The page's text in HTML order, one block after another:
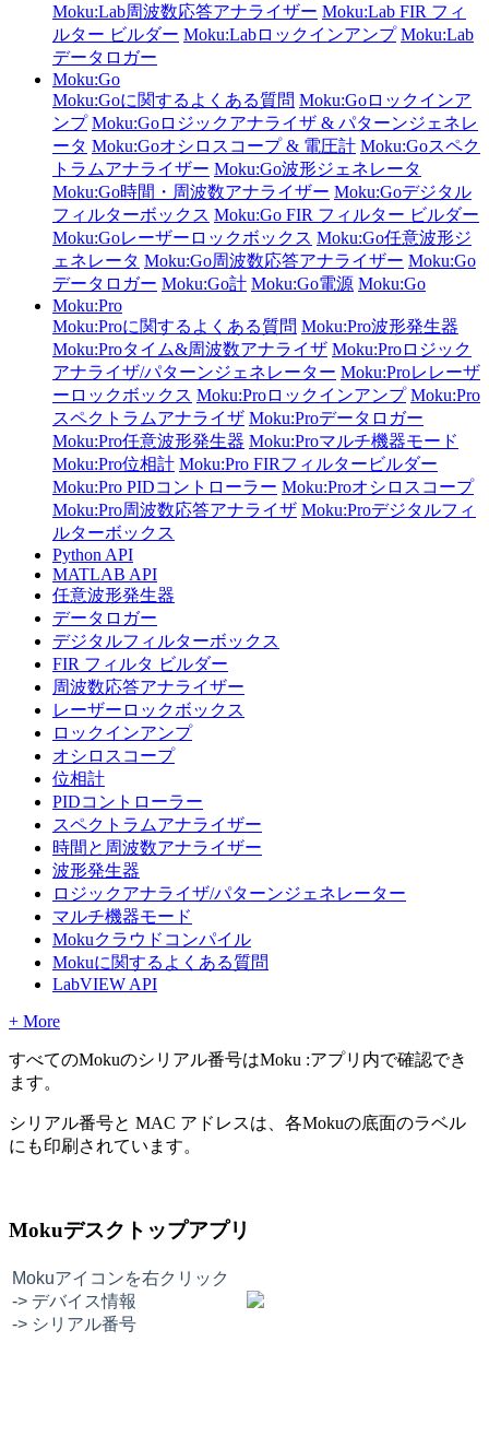
Moku:Lab周波数応答アナライザー Moku:Lab FIR フィ
ルター ビルダー Moku:Labロックインアンプ Moku:Lab
データロガー
Moku:Go
Moku:Goに関するよくある質問 Moku:Goロックインア
ンプ Moku:Goロジックアナライザ & パターンジェネレ
ータ Moku:Goオシロスコープ & 電圧計 Moku:Goスペク
トラムアナライザー Moku:Go波形ジェネレータ
Moku:Go時間・周波数アナライザー Moku:Goデジタル
フィルターボックス Moku:Go FIR フィルター ビルダー
Moku:Goレーザーロックボックス Moku:Go任意波形ジ
ェネレータ Moku:Go周波数応答アナライザー Moku:Go
データロガー Moku:Go計 Moku:Go電源 Moku:Go
Moku:Pro
Moku:Proに関するよくある質問 Moku:Pro波形発生器
Moku:Proタイム&周波数アナライザ Moku:Proロジック
アナライザ/パターンジェネレーター Moku:Proレレーザ
ーロックボックス Moku:Proロックインアンプ Moku:Pro
スペクトラムアナライザ Moku:Proデータロガー
Moku:Pro任意波形発生器 Moku:Proマルチ機器モード
Moku:Pro位相計 Moku:Pro FIRフィルタービルダー
Moku:Pro PIDコントローラー Moku:Proオシロスコープ
Moku:Pro周波数応答アナライザ Moku:Proデジタルフィ
ルターボックス
Python API
MATLAB API
任意波形発生器
データロガー
デジタルフィルターボックス
FIR フィルタ ビルダー
周波数応答アナライザー
レーザーロックボックス
ロックインアンプ
オシロスコープ
位相計
PIDコントローラー
スペクトラムアナライザー
時間と周波数アナライザー
波形発生器
ロジックアナライザ/パターンジェネレーター
マルチ機器モード
Mokuクラウドコンパイル
Mokuに関するよくある質問
LabVIEW API
+ More
すべてのMokuのシリアル番号はMoku :アプリ内で確認でき
ます。
シリアル番号と MAC アドレスは、各Mokuの底面のラベル
にも印刷されています。
Mokuデスクトップアプリ
Mokuアイコンを右クリック
-> デバイス情報
-> シリアル番号